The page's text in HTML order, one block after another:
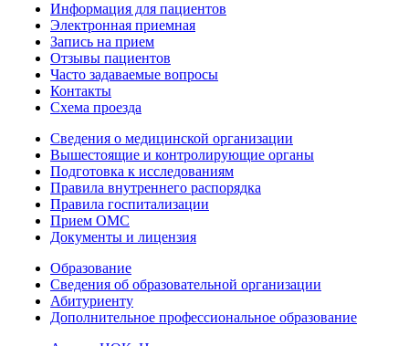
Информация для пациентов
Электронная приемная
Запись на прием
Отзывы пациентов
Часто задаваемые вопросы
Контакты
Схема проезда
Сведения о медицинской организации
Вышестоящие и контролирующие органы
Подготовка к исследованиям
Правила внутреннего распорядка
Правила госпитализации
Прием ОМС
Документы и лицензия
Образование
Сведения об образовательной организации
Абитуриенту
Дополнительное профессиональное образование